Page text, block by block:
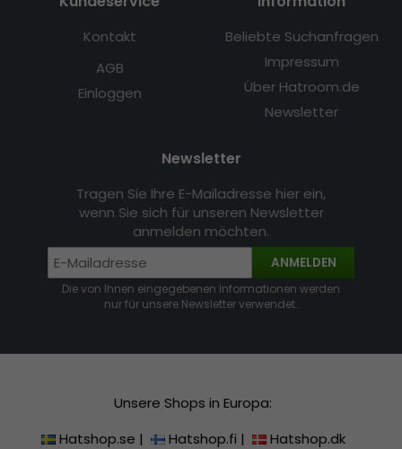
Kontakt
AGB
Einloggen
Beliebte Suchanfragen
Impressum
Über Hatroom.de
Newsletter
Newsletter
Tragen Sie Ihre E-Mailadresse hier ein,
wenn Sie sich für unseren Newsletter
anmelden möchten.
ANMELDEN
Die von Ihnen eingegebenen Informationen werden
nur für unsere Newsletter verwendet.
Unsere Shops in Europa:
Hatshop.se | Hatshop.fi |
Hatshop.dk